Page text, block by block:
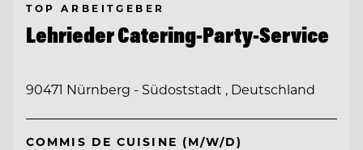
TOP ARBEITGEBER
Lehrieder Catering-Party-Service
90471 Nürnberg - Südoststadt , Deutschland
COMMIS DE CUISINE (M/W/D)